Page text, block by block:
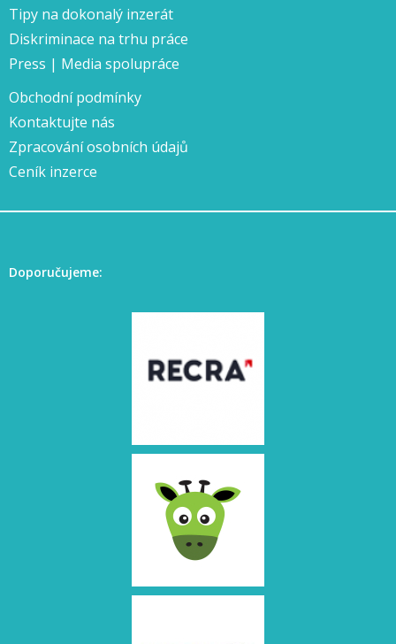
Tipy na dokonalý inzerát
Diskriminace na trhu práce
Press | Media spolupráce
Obchodní podmínky
Kontaktujte nás
Zpracování osobních údajů
Ceník inzerce
Doporučujeme: